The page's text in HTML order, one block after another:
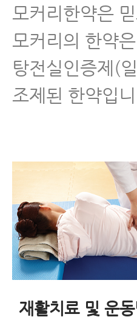
모커리한약은
모커리의 한약은
탕전실인증제(
조제된 한약입
재활치료 및 운